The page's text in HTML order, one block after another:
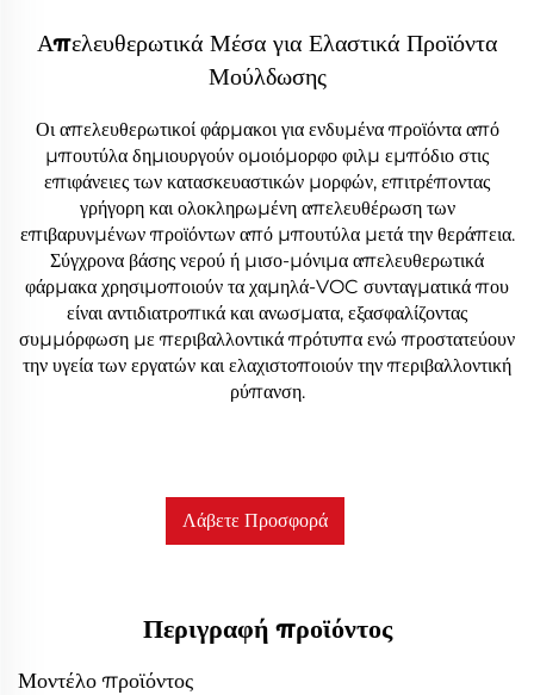
Απελευθερωτικά Μέσα για Ελαστικά Προϊόντα
Μούλδωσης
Οι απελευθερωτικοί φάρμακοι για ενδυμένα προϊόντα από
μπουτύλα δημιουργούν ομοιόμορφο φιλμ εμπόδιο στις
επιφάνειες των κατασκευαστικών μορφών, επιτρέποντας
γρήγορη και ολοκληρωμένη απελευθέρωση των
επιβαρυνμένων προϊόντων από μπουτύλα μετά την θεράπεια.
Σύγχρονα βάσης νερού ή μισο-μόνιμα απελευθερωτικά
φάρμακα χρησιμοποιούν τα χαμηλά-VOC συνταγματικά που
είναι αντιδιατροπικά και ανωσματα, εξασφαλίζοντας
συμμόρφωση με περιβαλλοντικά πρότυπα ενώ προστατεύουν
την υγεία των εργατών και ελαχιστοποιούν την περιβαλλοντική
ρύπανση.
Λάβετε Προσφορά
Περιγραφή προϊόντος
Μοντέλο προϊόντος